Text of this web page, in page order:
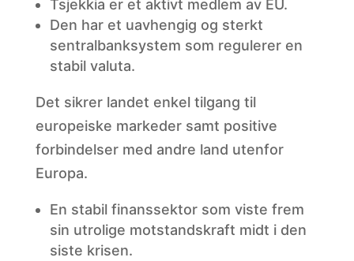
Tsjekkia er et aktivt medlem av EU.
Den har et uavhengig og sterkt
sentralbanksystem som regulerer en
stabil valuta.
Det sikrer landet enkel tilgang til
europeiske markeder samt positive
forbindelser med andre land utenfor
Europa.
En stabil finanssektor som viste frem
sin utrolige motstandskraft midt i den
siste krisen.